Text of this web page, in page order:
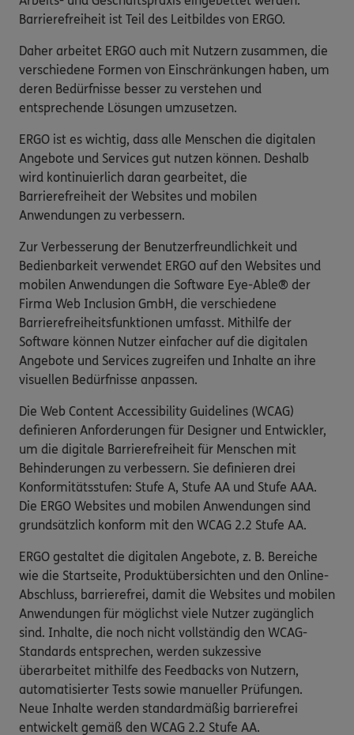
Barrierefreiheit ist Teil des Leitbildes von ERGO.
Daher arbeitet ERGO auch mit Nutzern zusammen, die
verschiedene Formen von Einschränkungen haben, um
deren Bedürfnisse besser zu verstehen und
entsprechende Lösungen umzusetzen.
ERGO ist es wichtig, dass alle Menschen die digitalen
Angebote und Services gut nutzen können. Deshalb
wird kontinuierlich daran gearbeitet, die
Barrierefreiheit der Websites und mobilen
Anwendungen zu verbessern.
Zur Verbesserung der Benutzerfreundlichkeit und
Bedienbarkeit verwendet ERGO auf den Websites und
mobilen Anwendungen die Software Eye-Able® der
Firma Web Inclusion GmbH, die verschiedene
Barrierefreiheitsfunktionen umfasst. Mithilfe der
Software können Nutzer einfacher auf die digitalen
Angebote und Services zugreifen und Inhalte an ihre
visuellen Bedürfnisse anpassen.
Die Web Content Accessibility Guidelines (WCAG)
definieren Anforderungen für Designer und Entwickler,
um die digitale Barrierefreiheit für Menschen mit
Behinderungen zu verbessern. Sie definieren drei
Konformitätsstufen: Stufe A, Stufe AA und Stufe AAA.
Die ERGO Websites und mobilen Anwendungen sind
grundsätzlich konform mit den WCAG 2.2 Stufe AA.
ERGO gestaltet die digitalen Angebote, z. B. Bereiche
wie die Startseite, Produktübersichten und den Online-
Abschluss, barrierefrei, damit die Websites und mobilen
Anwendungen für möglichst viele Nutzer zugänglich
sind. Inhalte, die noch nicht vollständig den WCAG-
Standards entsprechen, werden sukzessive
überarbeitet mithilfe des Feedbacks von Nutzern,
automatisierter Tests sowie manueller Prüfungen.
Neue Inhalte werden standardmäßig barrierefrei
entwickelt gemäß den WCAG 2.2 Stufe AA.